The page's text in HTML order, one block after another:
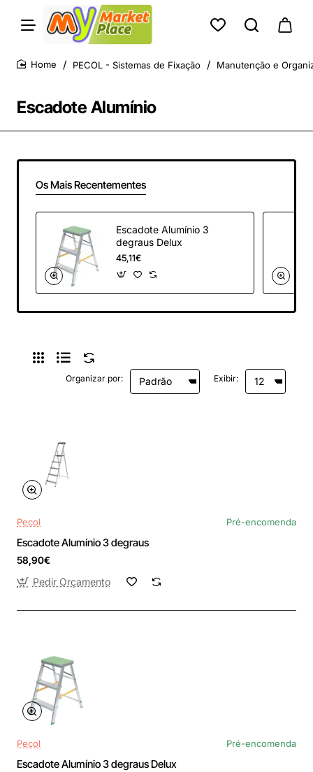
Escadote Alumínio
PECOL - Sistemas de Fixação Manutenção e
Os Mais Recentementes
Escadote Alumínio 3
degraus Delux
45,11€
Organizar por: Exibir:
Pecol Pré-encomenda
Escadote Alumínio 3 degraus
58,90€
Pedir Orçamento
Pecol Pré-encomenda
Escadote Alumínio 3 degraus Delux